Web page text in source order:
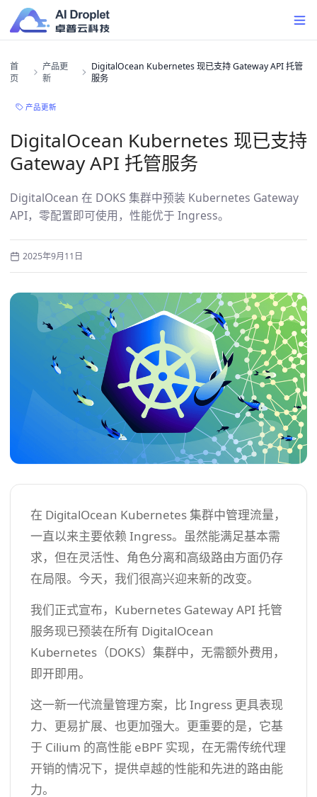
首
页
产品更
新
DigitalOcean Kubernetes 现已支持 Gateway API 托管
服务
产品更新
DigitalOcean Kubernetes 现已支持
Gateway API 托管服务
DigitalOcean 在 DOKS 集群中预装 Kubernetes Gateway
API，零配置即可使用，性能优于 Ingress。
2025年9月11日
在 DigitalOcean Kubernetes 集群中管理流量，
一直以来主要依赖 Ingress。虽然能满足基本需
求，但在灵活性、角色分离和高级路由方面仍存
在局限。今天，我们很高兴迎来新的改变。
我们正式宣布，Kubernetes Gateway API 托管
服务现已预装在所有 DigitalOcean
Kubernetes（DOKS）集群中，无需额外费用，
即开即用。
这一新一代流量管理方案，比 Ingress 更具表现
力、更易扩展、也更加强大。更重要的是，它基
于 Cilium 的高性能 eBPF 实现，在无需传统代理
开销的情况下，提供卓越的性能和先进的路由能
力。